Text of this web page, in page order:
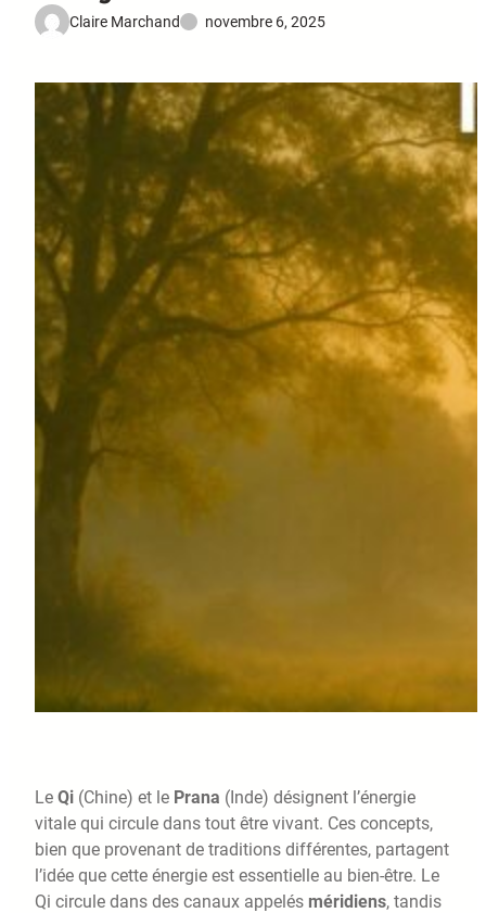
Claire Marchand novembre 6, 2025
Le Qi (Chine) et le Prana (Inde) désignent l’énergie
vitale qui circule dans tout être vivant. Ces concepts,
bien que provenant de traditions différentes, partagent
l’idée que cette énergie est essentielle au bien-être. Le
Qi circule dans des canaux appelés méridiens, tandis